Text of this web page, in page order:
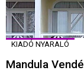
KIADÓ NYARALÓ
Mandula